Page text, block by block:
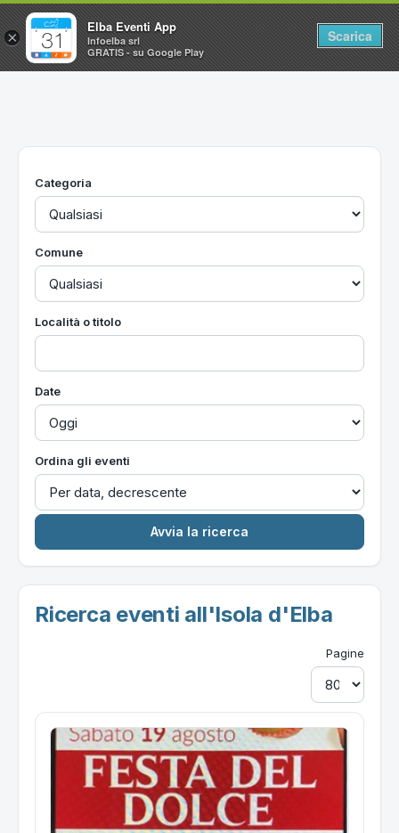
Home
Utilità
Categoria
Comune
Località o titolo
Date
Ordina gli eventi
Ricerca eventi all'Isola d'Elba
Pagine
×
Elba Eventi App
Infoelba srl
GRATIS - su Google Play
Scarica